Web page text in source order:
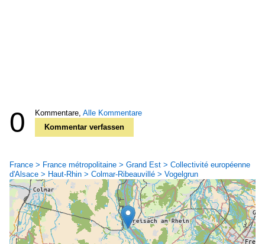
0 Kommentare, Alle Kommentare
Kommentar verfassen
France > France métropolitaine > Grand Est > Collectivité européenne
d'Alsace > Haut-Rhin > Colmar-Ribeauvillé > Vogelgrun